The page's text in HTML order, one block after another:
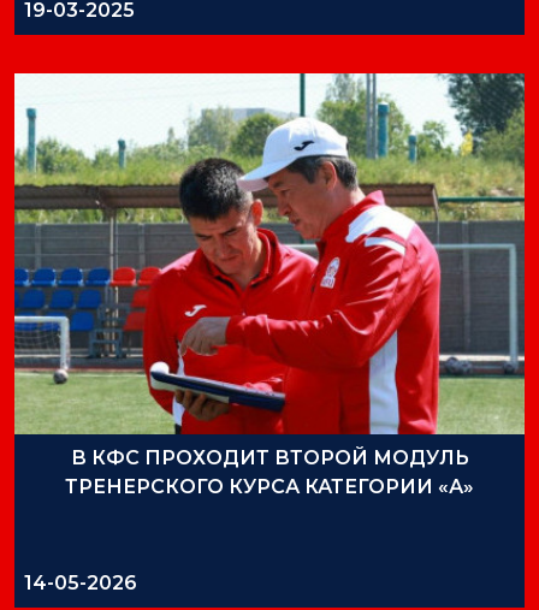
19-03-2025
В КФС ПРОХОДИТ ВТОРОЙ МОДУЛЬ
ТРЕНЕРСКОГО КУРСА КАТЕГОРИИ «А»
14-05-2026